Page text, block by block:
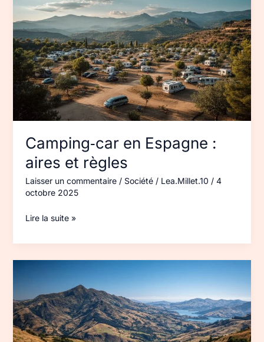
Camping‑car en Espagne :
aires et règles
Laisser un commentaire / Société/ Lea.Millet.10 / 4
octobre 2025
en
Espagne :
aires
et
règles
Lire la suite »
que
voir,
que
faire